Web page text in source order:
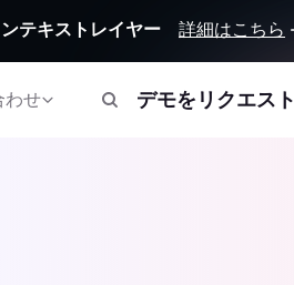
わせ デモをリクエスト
テキストレイヤー 詳細はこちら